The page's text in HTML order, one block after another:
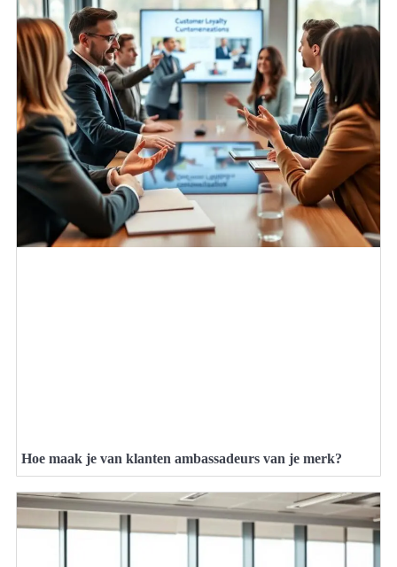
Hoe maak je van klanten ambassadeurs van je merk?